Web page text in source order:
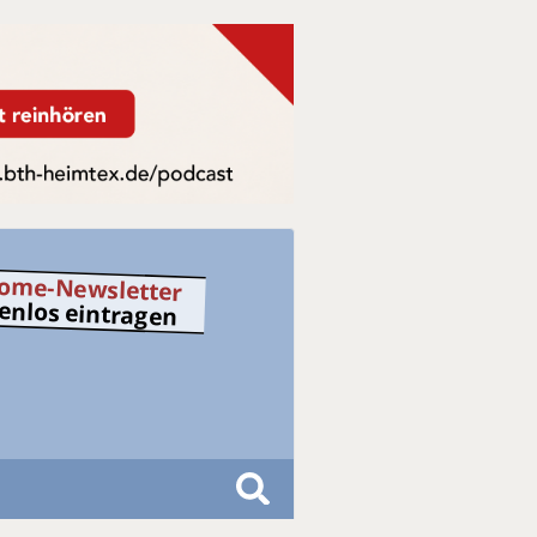
Newsletter
eintragen
S